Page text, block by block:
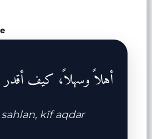
أهلاً وسهلاً، كيف
kīf aqdar